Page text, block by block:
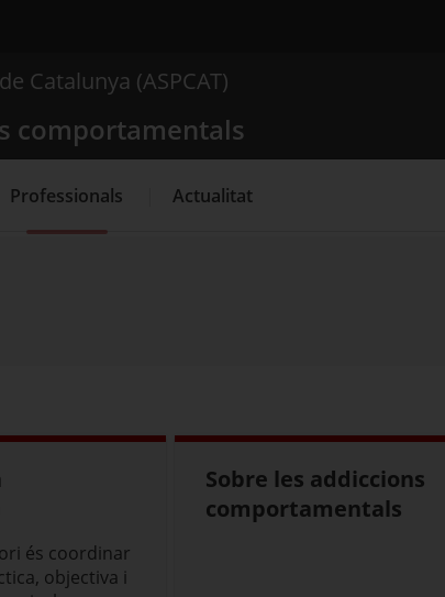
Catalunya (ASPCAT)
comportamentals
finestra.
Professionals Actualitat
és coordinar
objectiva i
Sobre les addiccions
comportamentals